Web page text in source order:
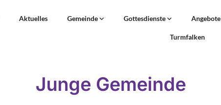
Aktuelles Gemeinde Gottesdienste Angebote
Turmfalken
Junge Gemeinde